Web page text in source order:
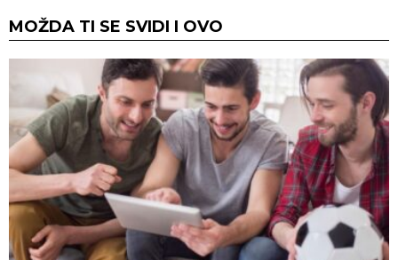
MOŽDA TI SE SVIDI I OVO